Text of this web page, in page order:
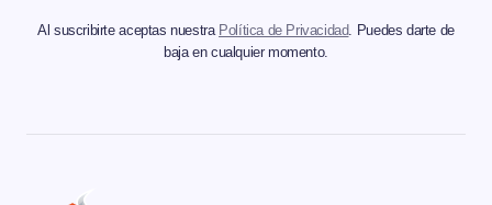
Al suscribirte aceptas nuestra Política de Privacidad. Puedes darte de
baja en cualquier momento.